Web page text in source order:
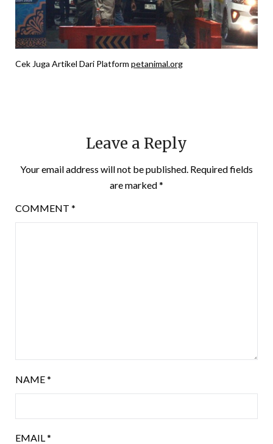
Cek Juga Artikel Dari Platform petanimal.org
Leave a Reply
Your email address will not be published. Required fields
are marked*
COMMENT *
NAME*
EMAIL*